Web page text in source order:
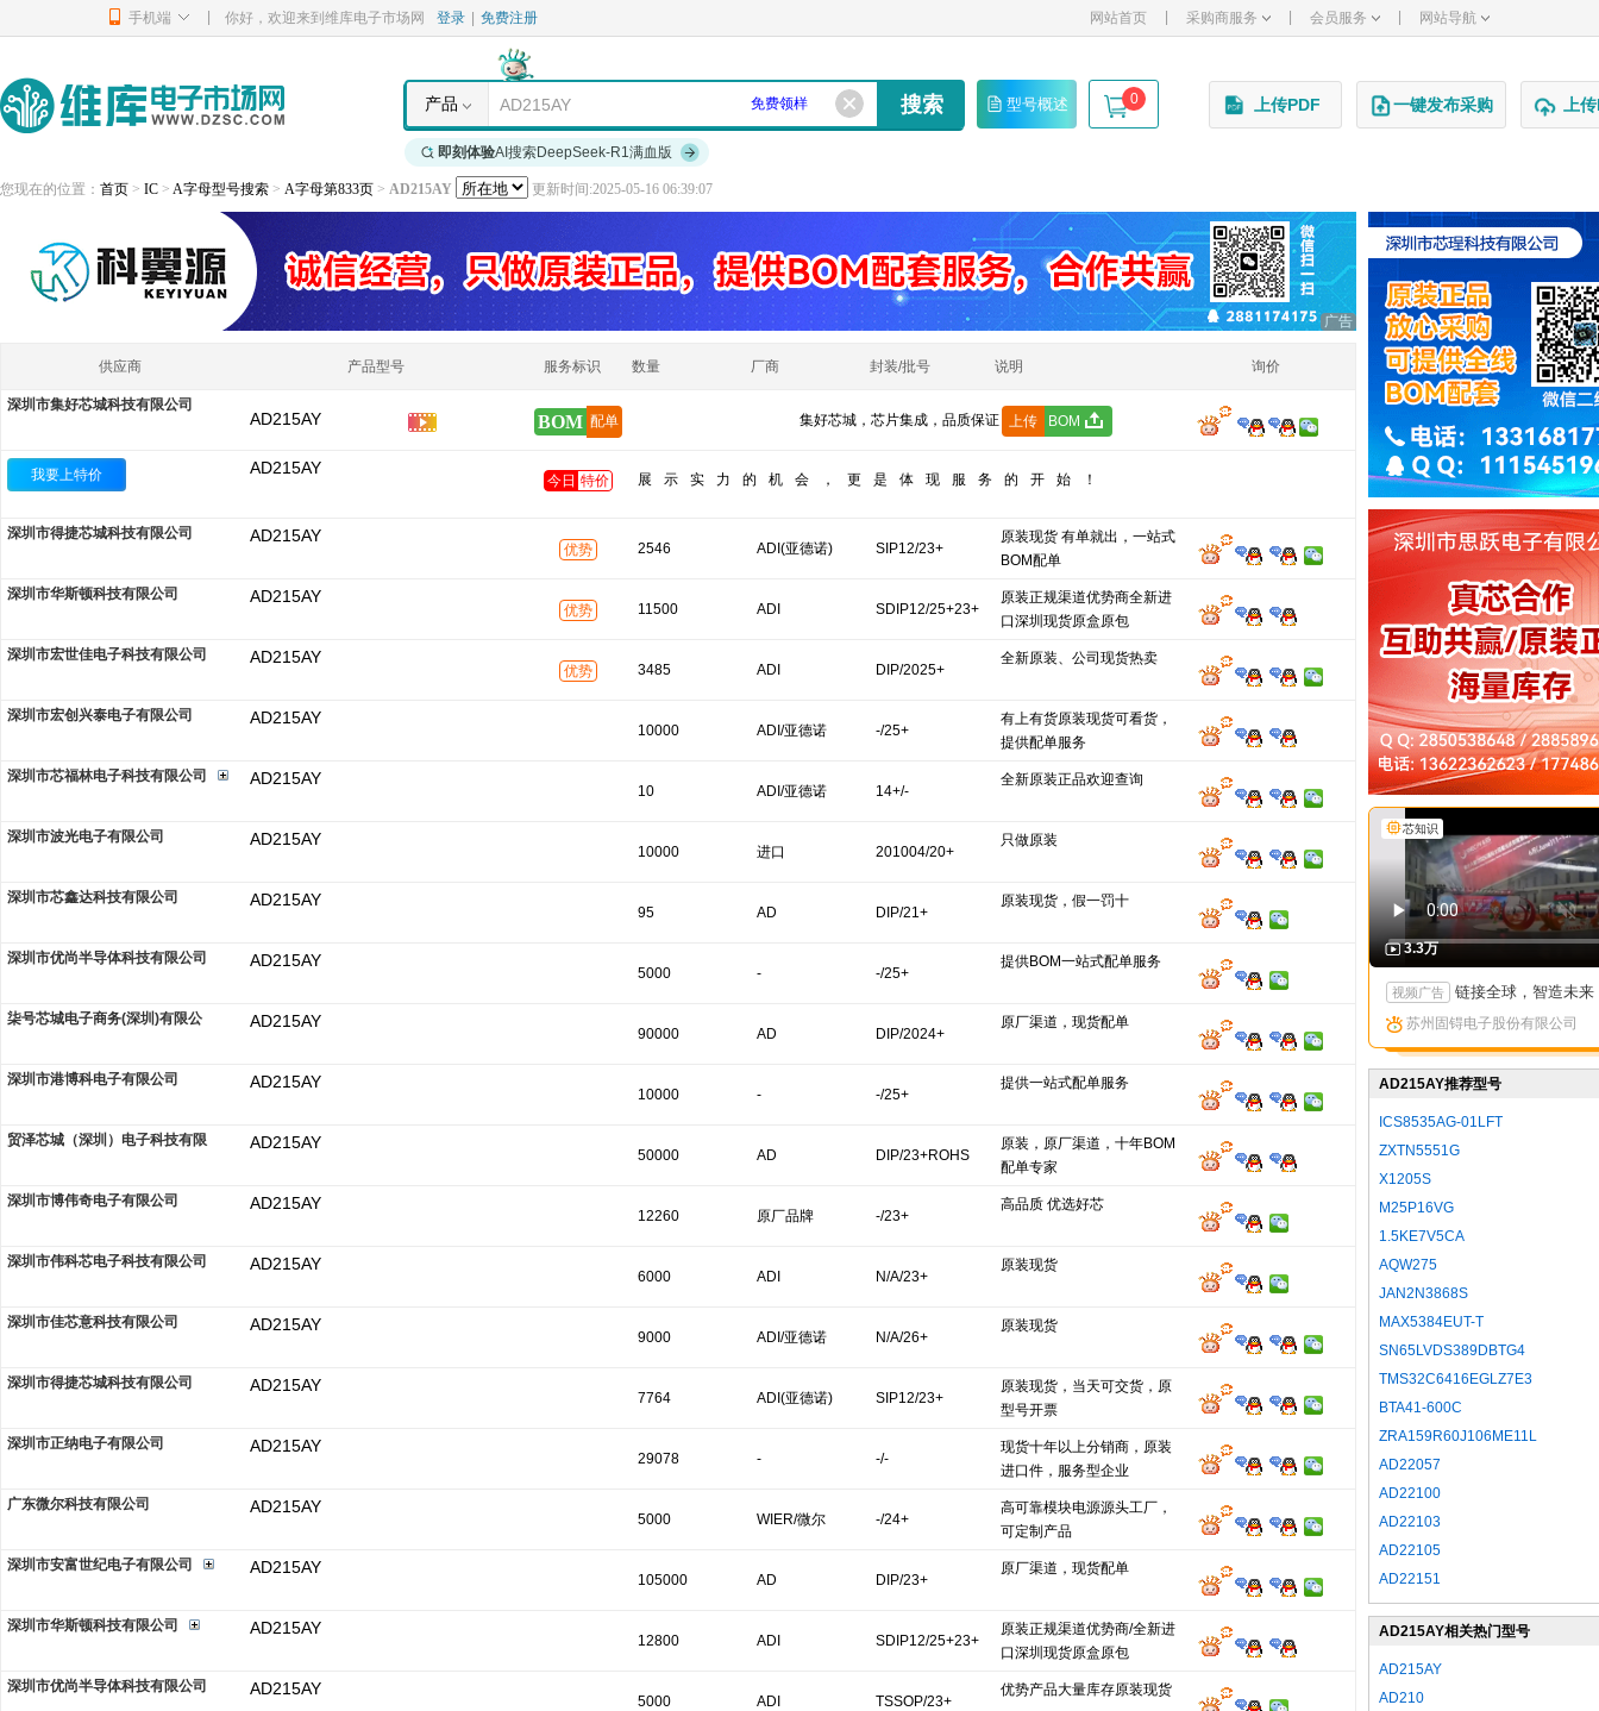
手机端 你好，欢迎来到维库电子市场网 登录 免费注册 网站首页 采购商服务 会员服务 网站导航
产品 免费领样 型号概述 0
即刻体验AI搜索DeepSeek-R1满血版
上传PDF 一键发布采购 上
您现在的位置： 首页 > IC > A字母型号搜索 > A字母第833页 > AD215AY 更新时间:2025-05-16 06:39:07
广告
供应商 产品型号 服务标识 数量 厂商 封装/批号 说明 询价
深圳市集好芯城科技有限公司
AD215AY BOM 配单 集好芯城，芯片集成，品质保证 上传 BOM
我要上特价 AD215AY
今日 特价 展示实力的机会，更是体现服务的开始！
深圳市得捷芯城科技有限公司 AD215AY
优势 2546 ADI(亚德诺) SIP12/23+
原装现货 有单就出，一站式
BOM配单
深圳市华斯顿科技有限公司
AD215AY
优势 11500 ADI SDIP12/25+23+
原装正规渠道优势商全新进
口深圳现货原盒原包
深圳市宏世佳电子科技有限公司
AD215AY
优势 3485 ADI DIP/2025+
全新原装、公司现货热卖
深圳市宏创兴泰电子有限公司 AD215AY
10000 ADI/亚德诺 -/25+
有上有货原装现货可看货，
提供配单服务
深圳市芯福林电子科技有限公司
AD215AY
10 ADI/亚德诺 14+/-
全新原装正品欢迎查询
深圳市波光电子有限公司 AD215AY
10000 进口 201004/20+
只做原装
深圳市芯鑫达科技有限公司 AD215AY
95 AD DIP/21+
原装现货，假一罚十
深圳市优尚半导体科技有限公司 AD215AY
5000 - -/25+
提供BOM一站式配单服务
柒号芯城电子商务(深圳)有限公 AD215AY
90000 AD DIP/2024+
原厂渠道，现货配单
深圳市港博科电子有限公司 AD215AY
10000 - -/25+
提供一站式配单服务
贸泽芯城（深圳）电子科技有限 AD215AY
50000 AD DIP/23+ROHS
原装，原厂渠道，十年BOM
配单专家
深圳市博伟奇电子有限公司
AD215AY
12260 原厂品牌 -/23+
高品质 优选好芯
深圳市伟科芯电子科技有限公司 AD215AY
6000 ADI N/A/23+
原装现货
深圳市佳芯意科技有限公司 AD215AY
9000 ADI/亚德诺 N/A/26+
原装现货
深圳市得捷芯城科技有限公司 AD215AY
7764 ADI(亚德诺) SIP12/23+
原装现货，当天可交货，原
型号开票
深圳市正纳电子有限公司
AD215AY
29078 - -/-
现货十年以上分销商，原装
进口件，服务型企业
广东微尔科技有限公司
AD215AY
5000 WIER/微尔 -/24+
高可靠模块电源源头工厂，
可定制产品
深圳市安富世纪电子有限公司
AD215AY
105000 AD DIP/23+
原厂渠道，现货配单
深圳市华斯顿科技有限公司 AD215AY
12800 ADI SDIP12/25+23+
原装正规渠道优势商/全新进
口深圳现货原盒原包
深圳市优尚半导体科技有限公司
AD215AY
5000 ADI TSSOP/23+
优势产品大量库存原装现货
芯知识
3.3万
视频广告 链接全球，智造未来：苏州固锝以创新矩阵亮相国际高端产
苏州固锝电子股份有限公司
AD215AY推荐型号
ICS8535AG-01LFT
ZXTN5551G
X1205S
M25P16VG
1.5KE7V5CA
AQW275
JAN2N3868S
MAX5384EUT-T
SN65LVDS389DBTG4
TMS32C6416EGLZ7E3
BTA41-600C
ZRA159R60J106ME11L
AD22057
AD22100
AD22103
AD22105
AD22151
AD215AY相关热门型号
AD215AY
AD210